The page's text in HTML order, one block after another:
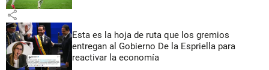
share
Esta es la hoja de ruta que los gremios
entregan al Gobierno De la Espriella para
reactivar la economía